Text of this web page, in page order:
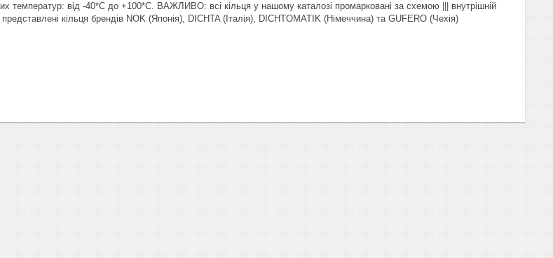
температур: від -40*С до +100*С. ВАЖЛИВО: всі кільця у нашому каталозі промарковані за схемою ||| внутрішній
кільця брендів NOK (Японія), DICHTA (Італія), DICHTOMATIK (Німеччина) та GUFERO (Чехія)